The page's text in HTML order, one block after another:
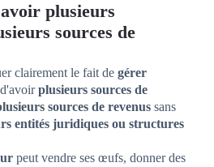
plusieurs
sources de
clairement le fait de gérer
plusieurs sources de
sources de revenus sans
entités juridiques ou structures
peut vendre ses œufs, donner des